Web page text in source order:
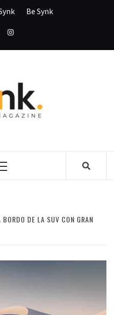
Be Synk
Instagram
Primary
DE LA SUV CON GRAN